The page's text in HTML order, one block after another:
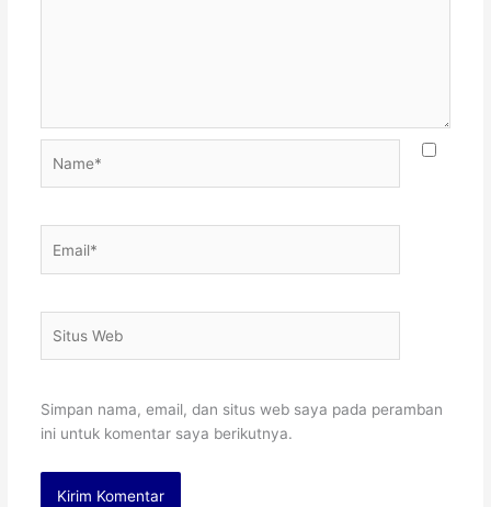
Web
Simpan nama, email, dan situs web saya pada peramban
ini untuk komentar saya berikutnya.